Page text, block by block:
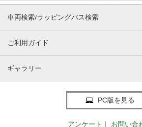
車両検索/ラッピングバス検索
ご利用ガイド
ギャラリー
PC版を見る
アンケート ｜ お問い合